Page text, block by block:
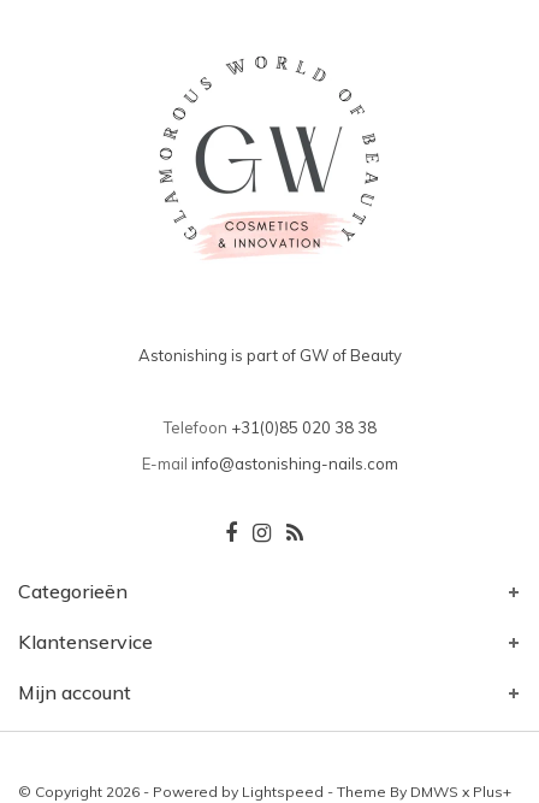
Astonishing is part of GW of Beauty
Telefoon +31(0)85 020 38 38
E-mail info@astonishing-nails.com
Categorieën
Klantenservice
Mijn account
© Copyright 2026 - Powered by Lightspeed - Theme By DMWS x Plus+